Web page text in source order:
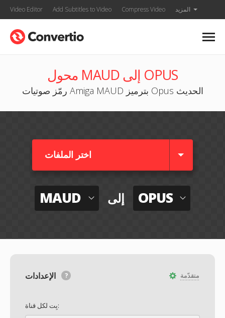
Video Editor Add Subtitles to Video Compress Video المزيد
محول MAUD إلى OPUS
رمّز صوتيات Amiga MAUD بترميز Opus الحديث
اختر الملفات
MAUD إلى OPUS
متقدّمة
بِت لكل قناة: